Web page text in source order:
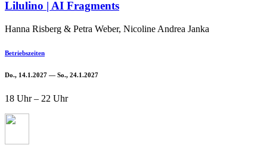
Lilulino | AI Fragments
Hanna Risberg & Petra Weber, Nicoline Andrea Janka
Betriebszeiten
Do., 14.1.2027 — So., 24.1.2027
18 Uhr – 22 Uhr